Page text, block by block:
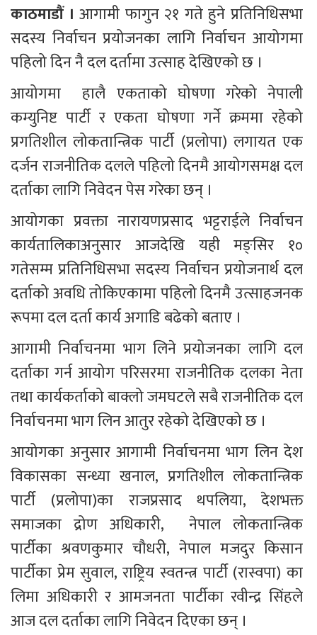
काठमाडौं । आगामी फागुन २१ गते हुने प्रतिनिधिसभा
सदस्य निर्वाचन प्रयोजनका लागि निर्वाचन आयोगमा
पहिलो दिन नै दल दर्तामा उत्साह देखिएको छ ।
आयोगमा  हालै एकताको घोषणा गरेको नेपाली
कम्युनिष्ट पार्टी र एकता घोषणा गर्ने क्रममा रहेको
प्रगतिशील लोकतान्त्रिक पार्टी (प्रलोपा) लगायत एक
दर्जन राजनीतिक दलले पहिलो दिनमै आयोगसमक्ष दल
दर्ताका लागि निवेदन पेस गरेका छन् ।
आयोगका प्रवक्ता नारायणप्रसाद भट्टराईले निर्वाचन
कार्यतालिकाअनुसार आजदेखि यही मङ्सिर १०
गतेसम्म प्रतिनिधिसभा सदस्य निर्वाचन प्रयोजनार्थ दल
दर्ताको अवधि तोकिएकामा पहिलो दिनमै उत्साहजनक
रूपमा दल दर्ता कार्य अगाडि बढेको बताए ।
आगामी निर्वाचनमा भाग लिने प्रयोजनका लागि दल
दर्ताका गर्न आयोग परिसरमा राजनीतिक दलका नेता
तथा कार्यकर्ताको बाक्लो जमघटले सबै राजनीतिक दल
निर्वाचनमा भाग लिन आतुर रहेको देखिएको छ ।
आयोगका अनुसार आगामी निर्वाचनमा भाग लिन देश
विकासका सन्ध्या खनाल, प्रगतिशील लोकतान्त्रिक
पार्टी (प्रलोपा)का राजप्रसाद थपलिया, देशभक्त
समाजका द्रोण अधिकारी,  नेपाल लोकतान्त्रिक
पार्टीका श्रवणकुमार चौधरी, नेपाल मजदुर किसान
पार्टीका प्रेम सुवाल, राष्ट्रिय स्वतन्त्र पार्टी (रास्वपा) का
लिमा अधिकारी र आमजनता पार्टीका रवीन्द्र सिंहले
आज दल दर्ताका लागि निवेदन दिएका छन् ।